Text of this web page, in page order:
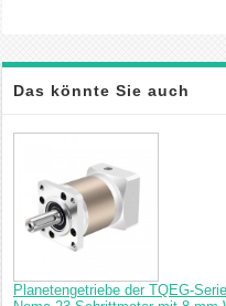
Das könnte Sie auch
interessieren
Planetengetriebe der TQEG-